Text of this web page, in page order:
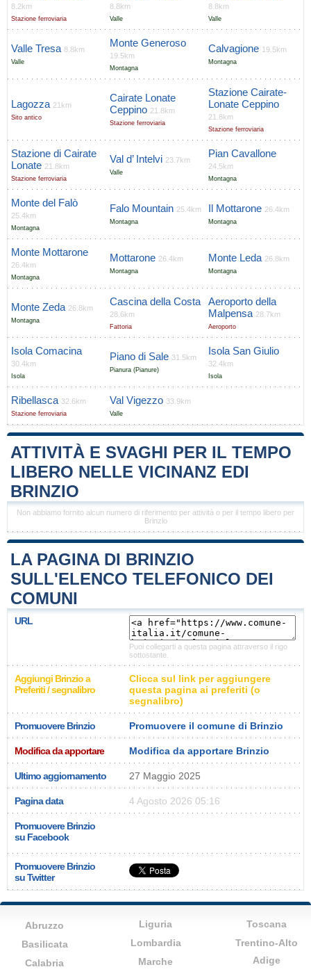
8.2km
Stazione ferroviaria
8.8km
Valle
8.8km
Valle
Valle Tresa 8.8km
Valle
Monte Generoso
19.5km
Montagna
Calvagione 19.5km
Montagna
Lagozza 21km
Sito antico
Cairate Lonate
Ceppino 21.8km
Stazione ferroviaria
Stazione Cairate-
Lonate Ceppino
21.8km
Stazione ferroviaria
Stazione di Cairate
Lonate 21.8km
Stazione ferroviaria
Val d’ Intelvi 23.7km
Valle
Pian Cavallone
24.5km
Montagna
Monte del Falò
25.4km
Montagna
Falo Mountain 25.4km
Montagna
Il Mottarone 26.4km
Montagna
Monte Mottarone
26.4km
Montagna
Mottarone 26.4km
Montagna
Monte Leda 26.8km
Montagna
Monte Zeda 26.8km
Montagna
Cascina della Costa
28.6km
Fattoria
Aeroporto della
Malpensa 28.7km
Aeroporto
Isola Comacina
30.4km
Isola
Piano di Sale 31.5km
Pianura (Pianure)
Isola San Giulio
32.4km
Isola
Ribellasca 32.6km
Stazione ferroviaria
Val Vigezzo 33.9km
Valle
ATTIVITÀ E SVAGHI PER IL TEMPO
LIBERO NELLE VICINANZ EDI
BRINZIO
Non abbiamo fornito alcun numero di riferimento per attività o per il tempo libero per
Brinzio
LA PAGINA DI BRINZIO
SULL'ELENCO TELEFONICO DEI
COMUNI
URL
Puoi collegarti a questa pagina attraverso il rigo
sottostante.
Aggiungi Brinzio a
Preferiti / segnalibro
Clicca sul link per aggiungere
questa pagina ai preferiti (o
segnalibro)
Promuovere Brinzio Promuovere il comune di Brinzio
Modifica da apportare Modifica da apportare Brinzio
Ultimo aggiornamento 27 Maggio 2025
Pagina data 4 Agosto 2026 05:16
Promuovere Brinzio
su Facebook
Promuovere Brinzio
su Twitter
Abruzzo
Basilicata
Calabria
Liguria
Lombardia
Marche
Toscana
Trentino-Alto
Adige